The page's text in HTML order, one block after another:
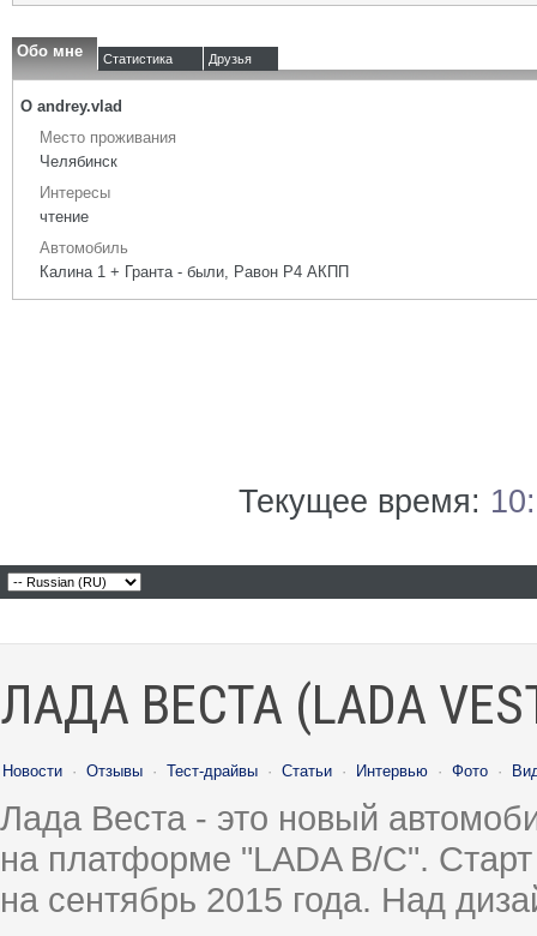
Обо мне Статистика Друзья
О andrey.vlad
Место проживания
Челябинск
Интересы
чтение
Автомобиль
Калина 1 + Гранта - были, Равон Р4 АКПП
Текущее время:
ЛАДА ВЕСТА (LADA
Новости · Отзывы · Тест-драйвы · Статьи · Интервью · Фото ·
Лада Веста - это новый
на платформе "LADA B/C".
на сентябрь 2015 года. Над